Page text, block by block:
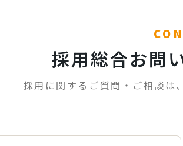
採用総合お問
採用に関するご質問・ご相談は、